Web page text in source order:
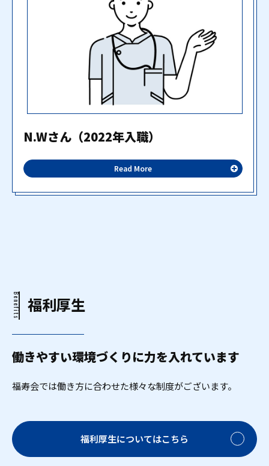
N.Wさん（2022年入職）
「働く中で実感する、この職場の魅力」
私がこの病院で働いて感じるのは、チームの連携の良
Read More
Benefits 福利厚生
働きやすい環境づくりに力を入れています
福寿会では働き方に合わせた様々な制度がございます。
福利厚生についてはこちら